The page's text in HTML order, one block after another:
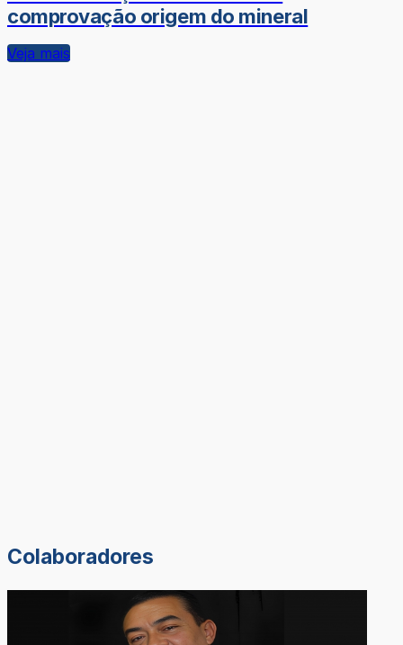
comprovação origem do mineral
Veja mais
Colaboradores